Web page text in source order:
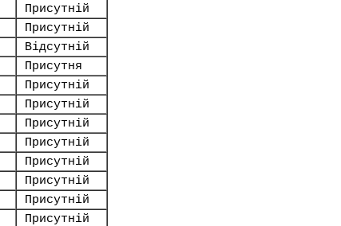
Присутній
Присутній
Відсутній
Присутня
Присутній
Присутній
Присутній
Присутній
Присутній
Присутній
Присутній
Присутній